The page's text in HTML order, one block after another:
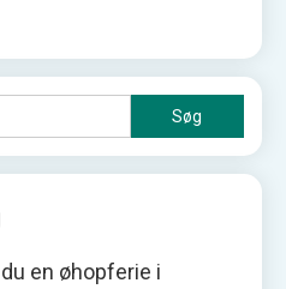
efter:
en øhopferie i